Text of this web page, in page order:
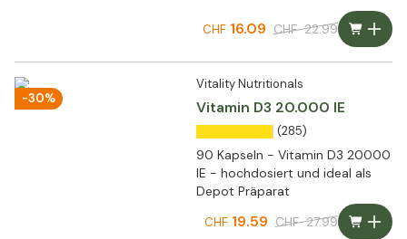
CHF16.09 CHF 22.99
-30%
Vitality Nutritionals
Vitamin D3 20.000 IE
(285)
90 Kapseln - Vitamin D3 20000
IE - hochdosiert und ideal als
Depot Präparat
CHF19.59 CHF 27.99